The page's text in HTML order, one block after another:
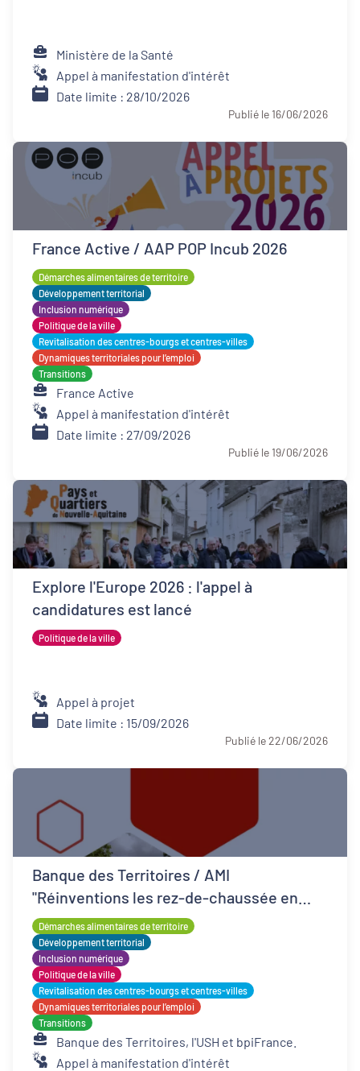
Ministère de la Santé
Appel à manifestation d'intérêt
Date limite : 28/10/2026
Publié le 16/06/2026
France Active / AAP POP Incub 2026
Démarches alimentaires de territoire
Développement territorial
Inclusion numérique
Politique de la ville
Revitalisation des centres-bourgs et centres-villes
Dynamiques territoriales pour l’emploi
Transitions
France Active
Appel à manifestation d'intérêt
Date limite : 27/09/2026
Publié le 19/06/2026
Explore l'Europe 2026 : l'appel à
candidatures est lancé
Politique de la ville
Appel à projet
Date limite : 15/09/2026
Publié le 22/06/2026
Banque des Territoires / AMI
"Réinventions les rez-de-chaussée en
QPV"
Démarches alimentaires de territoire
Développement territorial
Inclusion numérique
Politique de la ville
Revitalisation des centres-bourgs et centres-villes
Dynamiques territoriales pour l’emploi
Transitions
Banque des Territoires, l'USH et bpiFrance.
Appel à manifestation d'intérêt